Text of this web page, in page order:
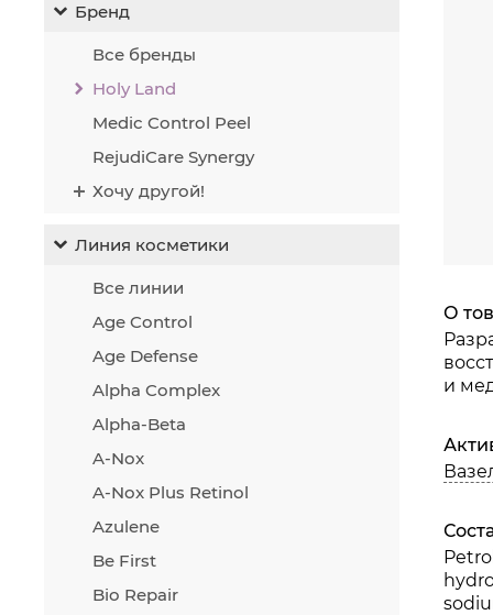
Бренд
Все бренды
Holy Land
Medic Control Peel
RejudiCare Synergy
Хочу другой!
Линия косметики
Все линии
Age Control
Age Defense
Alpha Complex
Alpha-Beta
A-Nox
A-Nox Plus Retinol
Azulene
Be First
Bio Repair
О
и